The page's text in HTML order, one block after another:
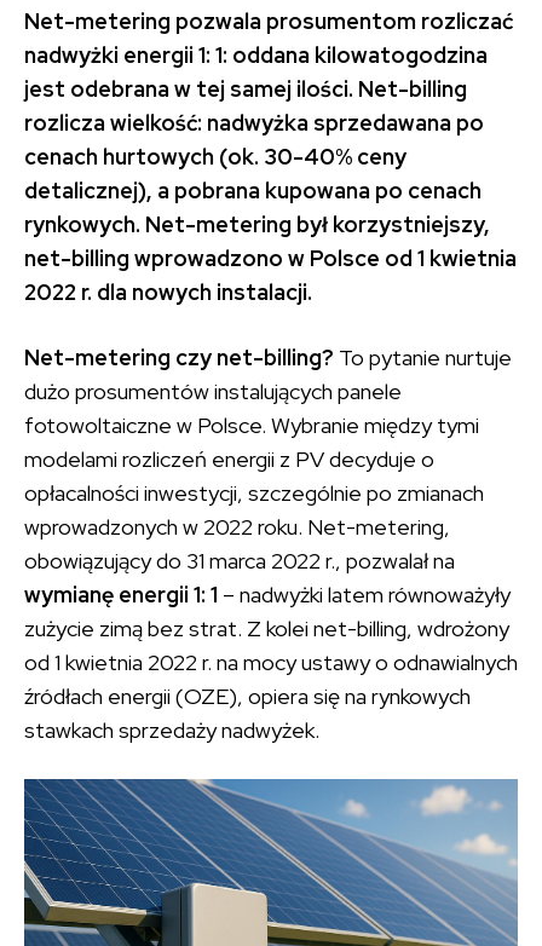
Net-metering pozwala prosumentom rozliczać
nadwyżki energii 1: 1: oddana kilowatogodzina
jest odebrana w tej samej ilości. Net-billing
rozlicza wielkość: nadwyżka sprzedawana po
cenach hurtowych (ok. 30-40% ceny
detalicznej), a pobrana kupowana po cenach
rynkowych. Net-metering był korzystniejszy,
net-billing wprowadzono w Polsce od 1 kwietnia
2022 r. dla nowych instalacji.
Net-metering czy net-billing? To pytanie nurtuje
dużo prosumentów instalujących panele
fotowoltaiczne w Polsce. Wybranie między tymi
modelami rozliczeń energii z PV decyduje o
opłacalności inwestycji, szczególnie po zmianach
wprowadzonych w 2022 roku. Net-metering,
obowiązujący do 31 marca 2022 r., pozwalał na
wymianę energii 1: 1 – nadwyżki latem równoważyły
zużycie zimą bez strat. Z kolei net-billing, wdrożony
od 1 kwietnia 2022 r. na mocy ustawy o odnawialnych
źródłach energii (OZE), opiera się na rynkowych
stawkach sprzedaży nadwyżek.